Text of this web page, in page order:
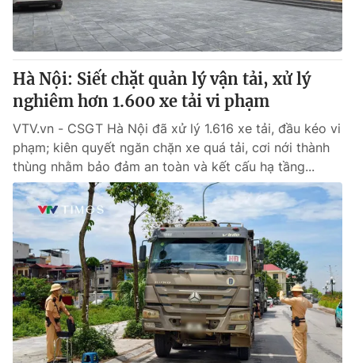
® Cấm sao chép dưới mọi hình thức nếu không có sự chấp
thuận bằng văn bản. Ghi rõ nguồn VTV.vn khi phát hành lại
thông tin từ website này.
Hà Nội: Siết chặt quản lý vận tải, xử lý
nghiêm hơn 1.600 xe tải vi phạm
VTV.vn - CSGT Hà Nội đã xử lý 1.616 xe tải, đầu kéo vi
phạm; kiên quyết ngăn chặn xe quá tải, cơi nới thành
thùng nhằm bảo đảm an toàn và kết cấu hạ tầng...